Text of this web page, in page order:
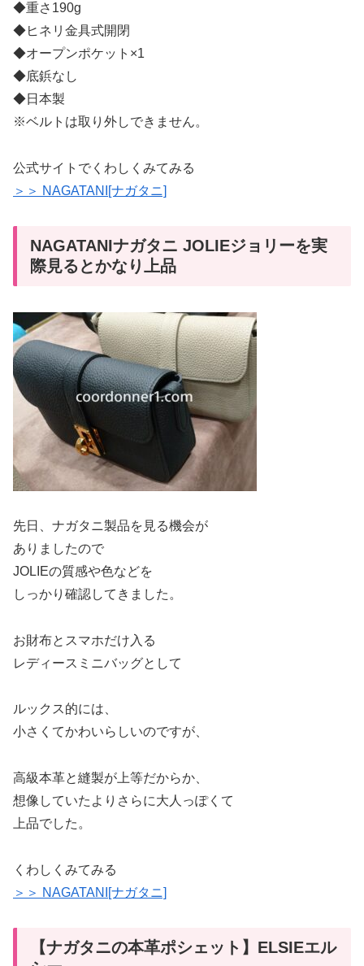
◆重さ190g
◆ヒネリ金具式開閉
◆オープンポケット×1
◆底鋲なし
◆日本製
※ベルトは取り外しできません。
公式サイトでくわしくみてみる
＞＞ NAGATANI[ナガタニ]
NAGATANIナガタニ JOLIEジョリーを実
際見るとかなり上品
先日、ナガタニ製品を見る機会が
ありましたので
JOLIEの質感や色などを
しっかり確認してきました。
お財布とスマホだけ入る
レディースミニバッグとして
ルックス的には、
小さくてかわいらしいのですが、
高級本革と縫製が上等だからか、
想像していたよりさらに大人っぽくて
上品でした。
くわしくみてみる
＞＞ NAGATANI[ナガタニ]
【ナガタニの本革ポシェット】ELSIEエル